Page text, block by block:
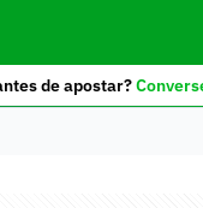
de apostar?